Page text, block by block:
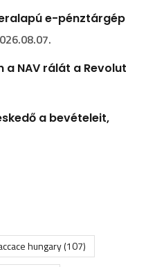
e-pénztárgép
a NAV rálát a Revolut
a bevételeit,
hungary(107)